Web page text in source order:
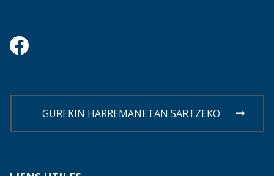
GUREKIN HARREMANETAN SARTZEKO